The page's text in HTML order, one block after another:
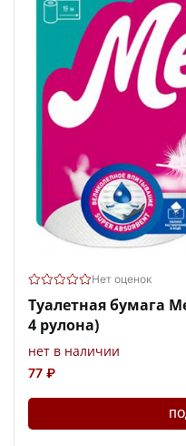
Нет оценок
Туалетная бумага
4 рулона)
нет в наличии
77 ₽